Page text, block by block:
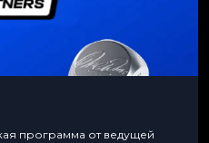
программа от ведущей